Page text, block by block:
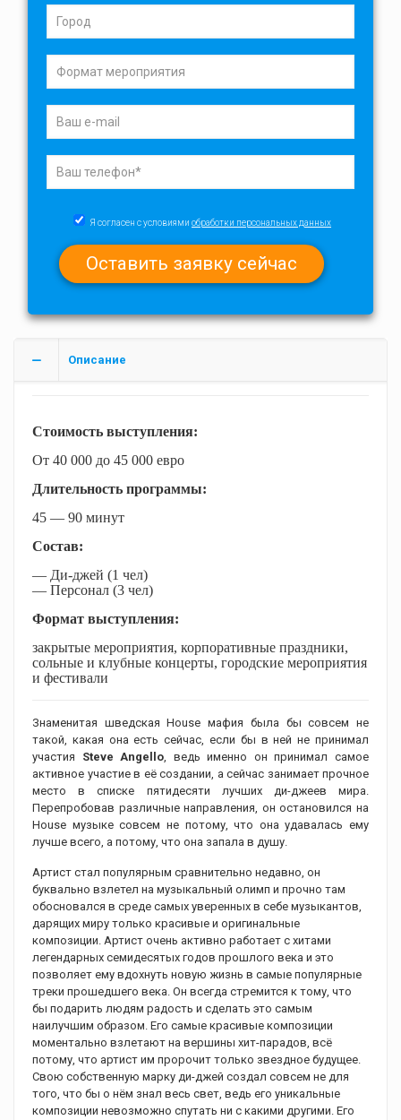
Я согласен с условиями обработки персональных данных
Описание
Стоимость выступления:
От 40 000 до 45 000 евро
Длительность программы:
45 — 90 минут
Состав:
— Ди-джей (1 чел)
— Персонал (3 чел)
Формат выступления:
закрытые мероприятия, корпоративные праздники,
сольные и клубные концерты, городские мероприятия
и фестивали
Знаменитая шведская House мафия была бы совсем не
такой, какая она есть сейчас, если бы в ней не принимал
участия Steve Angello, ведь именно он принимал самое
активное участие в её создании, а сейчас занимает прочное
место в списке пятидесяти лучших ди-джеев мира.
Перепробовав различные направления, он остановился на
House музыке совсем не потому, что она удавалась ему
лучше всего, а потому, что она запала в душу.
Артист стал популярным сравнительно недавно, он
буквально взлетел на музыкальный олимп и прочно там
обосновался в среде самых уверенных в себе музыкантов,
дарящих миру только красивые и оригинальные
композиции. Артист очень активно работает с хитами
легендарных семидесятых годов прошлого века и это
позволяет ему вдохнуть новую жизнь в самые популярные
треки прошедшего века. Он всегда стремится к тому, что
бы подарить людям радость и сделать это самым
наилучшим образом. Его самые красивые композиции
моментально взлетают на вершины хит-парадов, всё
потому, что артист им пророчит только звездное будущее.
Свою собственную марку ди-джей создал совсем не для
того, что бы о нём знал весь свет, ведь его уникальные
композиции невозможно спутать ни с какими другими. Его